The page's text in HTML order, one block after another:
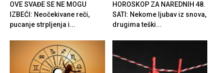
OVE SVAĐE SE NE MOGU
IZBEĆI: Neočekivane reči,
pucanje strpljenja i...
HOROSKOP ZA NAREDNIH 48.
SATI: Nekome ljubav iz snova,
drugima teški...